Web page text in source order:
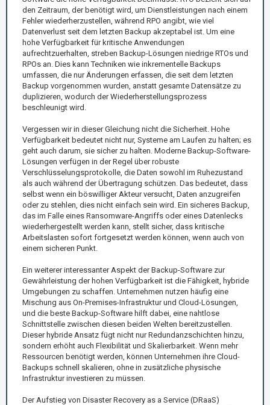
den Zeitraum, der benötigt wird, um Dienstleistungen nach einem
Fehler wiederherzustellen, während RPO angibt, wie viel
Datenverlust seit dem letzten Backup akzeptabel ist. Um eine
hohe Verfügbarkeit für kritische Anwendungen
aufrechtzuerhalten, streben Backup-Lösungen niedrige RTOs und
RPOs an. Dies kann Techniken wie inkrementelle Backups
umfassen, die nur Änderungen erfassen, die seit dem letzten
Backup vorgenommen wurden, anstatt gesamte Datensätze zu
duplizieren, wodurch der Wiederherstellungsprozess
beschleunigt wird.
Vergessen wir in dieser Gleichung nicht die Sicherheit. Hohe
Verfügbarkeit bedeutet nicht nur, Systeme am Laufen zu halten; es
geht auch darum, sie sicher zu halten. Moderne Backup-Software-
Lösungen verfügen in der Regel über robuste
Verschlüsselungsprotokolle, die Daten sowohl im Ruhezustand
als auch während der Übertragung schützen. Das bedeutet, dass
selbst wenn ein böswilliger Akteur versucht, Daten anzugreifen
oder zu stehlen, dies nicht einfach sein wird. Ein sicheres Backup,
das im Falle eines Ransomware-Angriffs oder eines Datenlecks
wiederhergestellt werden kann, stellt sicher, dass kritische
Arbeitslasten sofort fortgesetzt werden können, wenn auch von
einem sicheren Punkt.
Ein weiterer interessanter Aspekt der Backup-Software zur
Gewährleistung der hohen Verfügbarkeit ist die Fähigkeit, hybride
Umgebungen zu schaffen. Unternehmen nutzen häufig eine
Mischung aus On-Premises-Infrastruktur und Cloud-Lösungen,
und die beste Backup-Software hilft dabei, eine nahtlose
Schnittstelle zwischen diesen beiden Welten bereitzustellen.
Dieser hybride Ansatz fügt nicht nur Redundanzschichten hinzu,
sondern erhöht auch Flexibilität und Skalierbarkeit. Wenn mehr
Ressourcen benötigt werden, können Unternehmen ihre Cloud-
Backups schnell skalieren, ohne in zusätzliche physische
Infrastruktur investieren zu müssen.
Der Aufstieg von Disaster Recovery as a Service (DRaaS)